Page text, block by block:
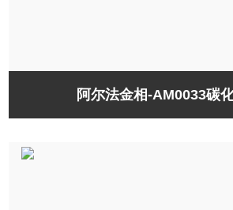
阿尔法金相-AM0033碳